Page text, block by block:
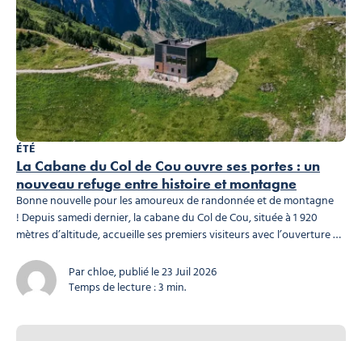
La Cabane du Col de Cou ouvre ses portes : un
nouveau refuge entre histoire et montagne
ÉTÉ
Bonne nouvelle pour les amoureux de randonnée et de montagne
! Depuis samedi dernier, la cabane du Col de Cou, située à 1 920
mètres d’altitude, accueille ses premiers visiteurs avec l’ouverture de
août, permettant ainsi au refuge de proposer une offre complète
pour les randonneurs du GR5,...
Par chloe, publié le 23 Juil 2026
Temps de lecture : 3 min.